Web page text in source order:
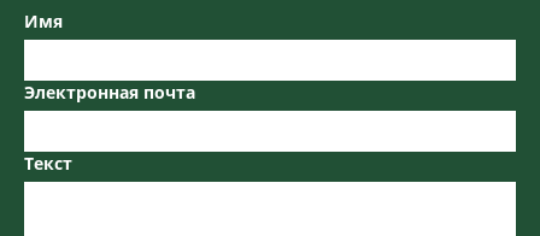
Имя
Электронная почта
Текст